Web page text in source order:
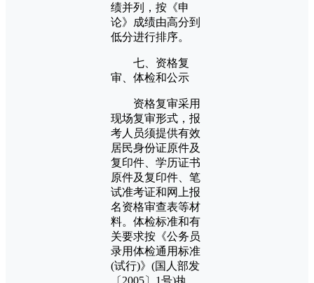
绩并列，按《申
论》成绩由高分到
低分进行排序。
七、资格复
审、体检和公示
资格复审采用
现场复审形式，报
考人员须提供有效
居民身份证原件及
复印件、学历证书
原件及复印件、笔
试准考证和网上报
名资格审查表等材
料。体检标准和有
关要求按《公务员
录用体检通用标准
(试行)》(国人部发
〔2005〕1号)执